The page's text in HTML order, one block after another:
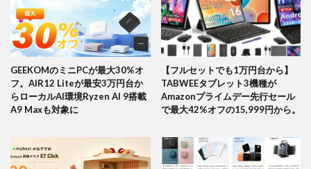
GEEKOMのミニPCが最大30%オ
フ。AIR12 Liteが最安3万円台か
らローカルAI環境Ryzen AI 9搭載
A9 Maxも対象に
【フルセットでも1万円台から】
TABWEEタブレット3機種が
Amazonプライムデー先行セール
で最大42%オフの15,999円から。